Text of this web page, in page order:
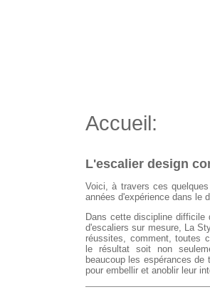
Accueil:
L'escalier design
Voici, à travers ces
années d'expérience dans le
Dans cette discipline
d'escaliers sur mesure, La
réussites, comment, toutes
le résultat soit non
beaucoup les espérances
pour embellir et anoblir leur